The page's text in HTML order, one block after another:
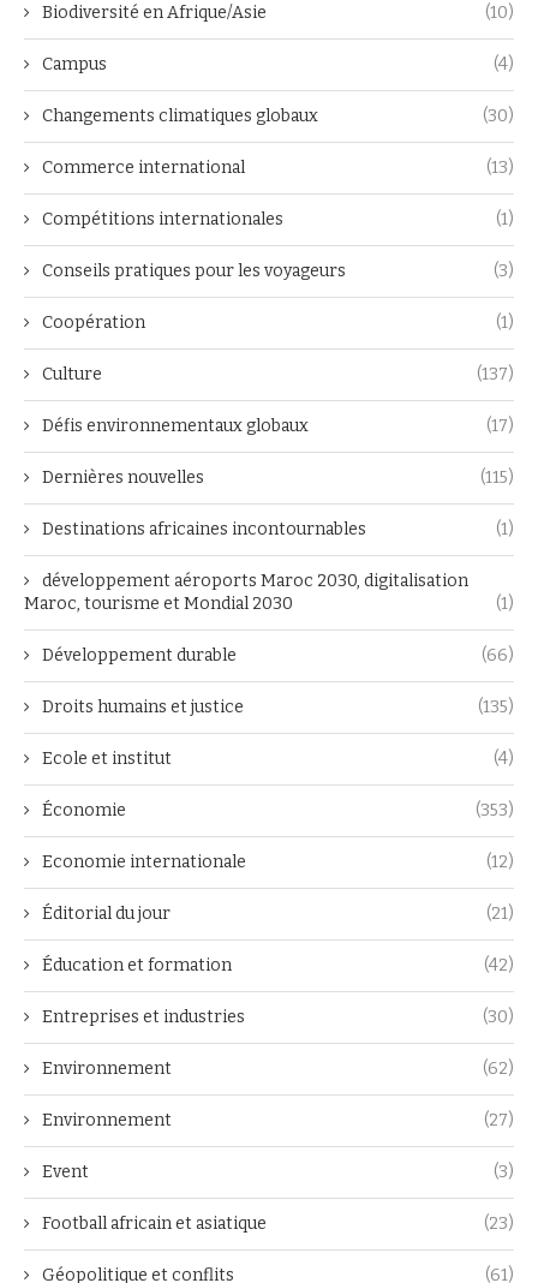
Biodiversité en Afrique/Asie (10)
Campus (4)
Changements climatiques globaux (30)
Commerce international (13)
Compétitions internationales (1)
Conseils pratiques pour les voyageurs (3)
Coopération (1)
Culture (137)
Défis environnementaux globaux (17)
Dernières nouvelles (115)
Destinations africaines incontournables (1)
développement aéroports Maroc 2030, digitalisation
Maroc, tourisme et Mondial 2030
(1)
Développement durable (66)
Droits humains et justice (135)
Ecole et institut (4)
Économie (353)
Economie internationale (12)
Éditorial du jour (21)
Éducation et formation (42)
Entreprises et industries (30)
Environnement (62)
Environnement (27)
Event (3)
Football africain et asiatique (23)
Géopolitique et conflits (61)